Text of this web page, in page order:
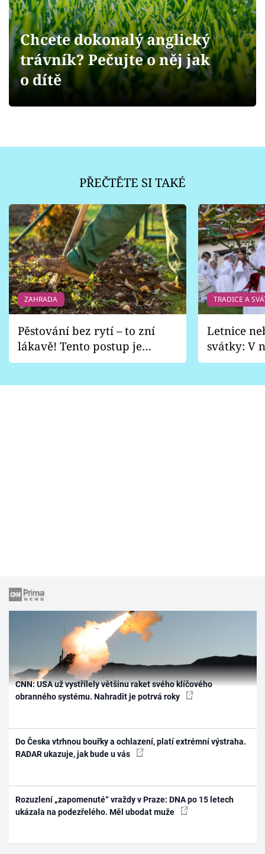
Přihlášení
Sledujte nás
Chcete dokonalý anglický
trávník? Pečujte o něj jak
o dítě
PŘEČTĚTE SI TAKÉ
ZAHRADA
Pěstování bez rytí – to zní
lákavě! Tento postup je
vhodný jen pro některé
TRADICE A
Letnice
svátky: V
pondělí
CNN: USA už vystřílely většinu raket svého klíčového
obranného systému. Nahradit je potrvá roky
Do Česka vtrhnou bouřky a ochlazení, platí extrémní výstraha.
RADAR ukazuje, jak bude u vás
Rozuzlení „zapomenuté“ vraždy v Praze: DNA po 15 letech
ukázala na podezřelého. Měl ubodat muže